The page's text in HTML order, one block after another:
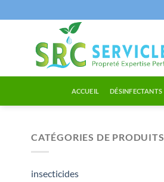
au
ACCUEIL DÉSINFECTANTS
CATÉGORIES DE PRODUITS
insecticides